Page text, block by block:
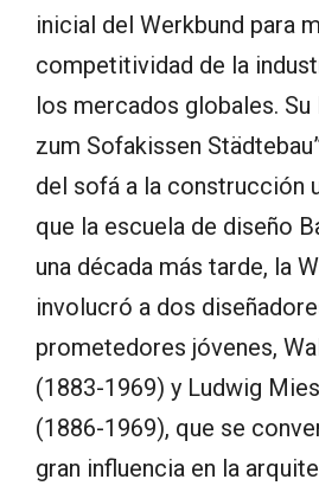
inicial del Werkbund para
competitividad de la
los mercados globales. Su
zum Sofakissen
del sofá a la construcción
que la escuela de diseño
una década más tarde, la
involucró a dos
prometedores jóvenes,
(1883-1969) y Ludwig
(1886-1969), que se
gran influencia en la